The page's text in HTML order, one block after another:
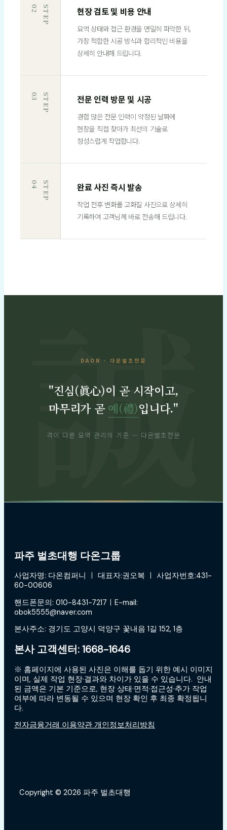
S
T
E
P
0
2 현장 검토 및 비용 안내
묘역 상태와 접근 환경을 면밀히 파악한 뒤,
가장 적합한 시공 방식과 합리적인 비용을
상세히 안내해 드립니다.
S
T
E
P
0
3 전문 인력 방문 및 시공
경험 많은 전문 인력이 약정된 날짜에
현장을 직접 찾아가 최선의 기술로
정성스럽게 작업합니다.
S
T
E
P
0
4 완료 사진 즉시 발송
작업 전후 변화를 고화질 사진으로 상세히
기록하여 고객님께 바로 전송해 드립니다.
DAON · 다온벌초전문
"진심(眞心)이 곧 시작이고,
마무리가 곧예(禮)입니다."
격이 다른 묘역 관리의 기준 — 다온벌초전문
파주 벌초대행 다온그룹
사업자명: 다온컴퍼니 ㅣ 대표자:권오복 ㅣ 사업자번호:431-
60-00606
핸드폰문의: 010-8431-7217ㅣE-mail:
obok5555@naver.com
본사주소: 경기도 고양시 덕양구 꽃내음 1길 152, 1층
본사 고객센터: 1668-1646
※ 홈페이지에 사용된 사진은 이해를 돕기 위한 예시 이미지
이며, 실제 작업 현장·결과와 차이가 있을 수 있습니다. 안내
된 금액은 기본 기준으로, 현장 상태·면적·접근성·추가 작업
여부에 따라 변동될 수 있으며 현장 확인 후 최종 확정됩니
다.
전자금융거래 이용약관 개인정보처리방침
Copyright © 2026 파주 벌초대행